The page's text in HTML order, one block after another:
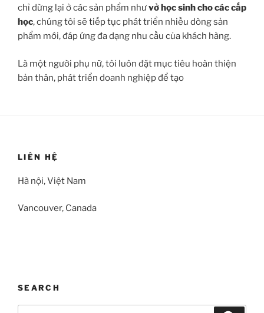
chỉ dừng lại ở các sản phẩm nhưvở học sinh cho các cấp
học, chúng tôi sẽ tiếp tục phát triển nhiều dòng sản
phẩm mới, đáp ứng đa dạng nhu cầu của khách hàng.
Là một người phụ nữ, tôi luôn đặt mục tiêu hoàn thiện
bản thân, phát triển doanh nghiệp để tạo
LIÊN HỆ
Hà nội, Việt Nam
Vancouver, Canada
SEARCH